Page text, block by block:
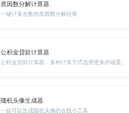
质因数分解计算器
一键计算合数的质因数分解结果
公积金贷款计算器
公积金贷款计算器，多种计算方式适用更多的场景。
随机头像生成器
一款可以生成随机头像的在线小工具